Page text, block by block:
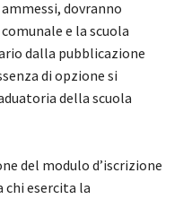
dovranno
e la scuola
dalla pubblicazione
di opzione si
della scuola
del modulo d’iscrizione
chi esercita la